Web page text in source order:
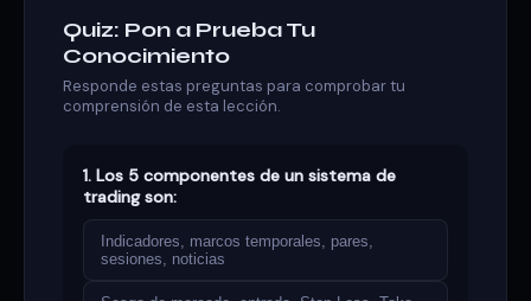
Quiz: Pon a Prueba Tu
Conocimiento
Responde estas preguntas para comprobar tu
comprensión de esta lección.
1. Los 5 componentes de un sistema de
trading son:
Indicadores, marcos temporales, pares,
sesiones, noticias